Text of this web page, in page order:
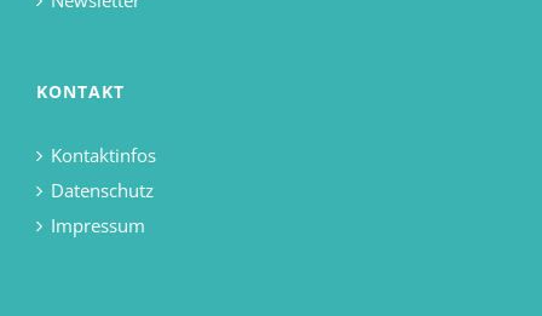
KONTAKT
Kontaktinfos
Datenschutz
Impressum